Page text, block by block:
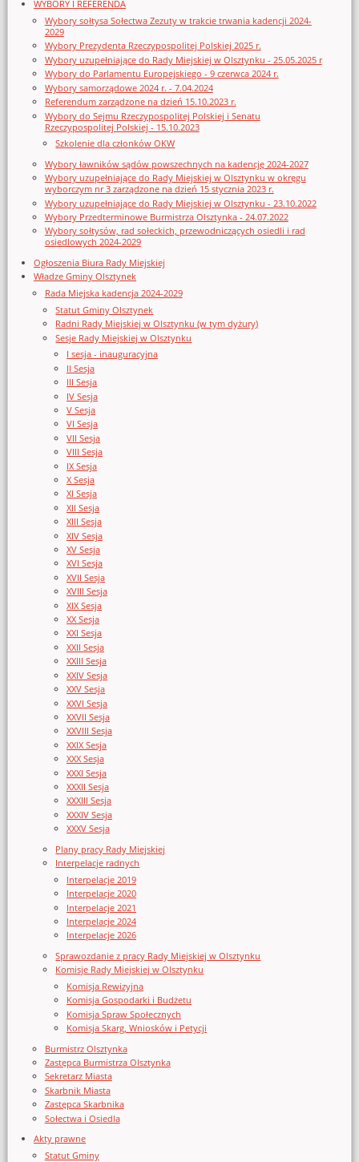
WYBORY I REFERENDA
Wybory sołtysa Sołectwa Zezuty w trakcie trwania kadencji 2024-
2029
Wybory Prezydenta Rzeczypospolitej Polskiej 2025 r.
Wybory uzupełniające do Rady Miejskiej w Olsztynku - 25.05.2025 r
Wybory do Parlamentu Europejskiego - 9 czerwca 2024 r.
Wybory samorządowe 2024 r. - 7.04.2024
Referendum zarządzone na dzień 15.10.2023 r.
Wybory do Sejmu Rzeczypospolitej Polskiej i Senatu
Rzeczypospolitej Polskiej - 15.10.2023
Szkolenie dla członków OKW
Wybory ławników sądów powszechnych na kadencję 2024-2027
Wybory uzupełniające do Rady Miejskiej w Olsztynku w okręgu
wyborczym nr 3 zarządzone na dzień 15 stycznia 2023 r.
Wybory uzupełniające do Rady Miejskiej w Olsztynku - 23.10.2022
Wybory Przedterminowe Burmistrza Olsztynka - 24.07.2022
Wybory sołtysów, rad sołeckich, przewodniczących osiedli i rad
osiedlowych 2024-2029
Ogłoszenia Biura Rady Miejskiej
Władze Gminy Olsztynek
Rada Miejska kadencja 2024-2029
Statut Gminy Olsztynek
Radni Rady Miejskiej w Olsztynku (w tym dyżury)
Sesje Rady Miejskiej w Olsztynku
I sesja - inauguracyjna
II Sesja
III Sesja
IV Sesja
V Sesja
VI Sesja
VII Sesja
VIII Sesja
IX Sesja
X Sesja
XI Sesja
XII Sesja
XIII Sesja
XIV Sesja
XV Sesja
XVI Sesja
XVII Sesja
XVIII Sesja
XIX Sesja
XX Sesja
XXI Sesja
XXII Sesja
XXIII Sesja
XXIV Sesja
XXV Sesja
XXVI Sesja
XXVII Sesja
XXVIII Sesja
XXIX Sesja
XXX Sesja
XXXI Sesja
XXXII Sesja
XXXIII Sesja
XXXIV Sesja
XXXV Sesja
Plany pracy Rady Miejskiej
Interpelacje radnych
Interpelacje 2019
Interpelacje 2020
Interpelacje 2021
Interpelacje 2024
Interpelacje 2026
Sprawozdanie z pracy Rady Miejskiej w Olsztynku
Komisje Rady Miejskiej w Olsztynku
Komisja Rewizyjna
Komisja Gospodarki i Budżetu
Komisja Spraw Społecznych
Komisja Skarg, Wniosków i Petycji
Burmistrz Olsztynka
Zastępca Burmistrza Olsztynka
Sekretarz Miasta
Skarbnik Miasta
Zastępca Skarbnika
Sołectwa i Osiedla
Akty prawne
Statut Gminy